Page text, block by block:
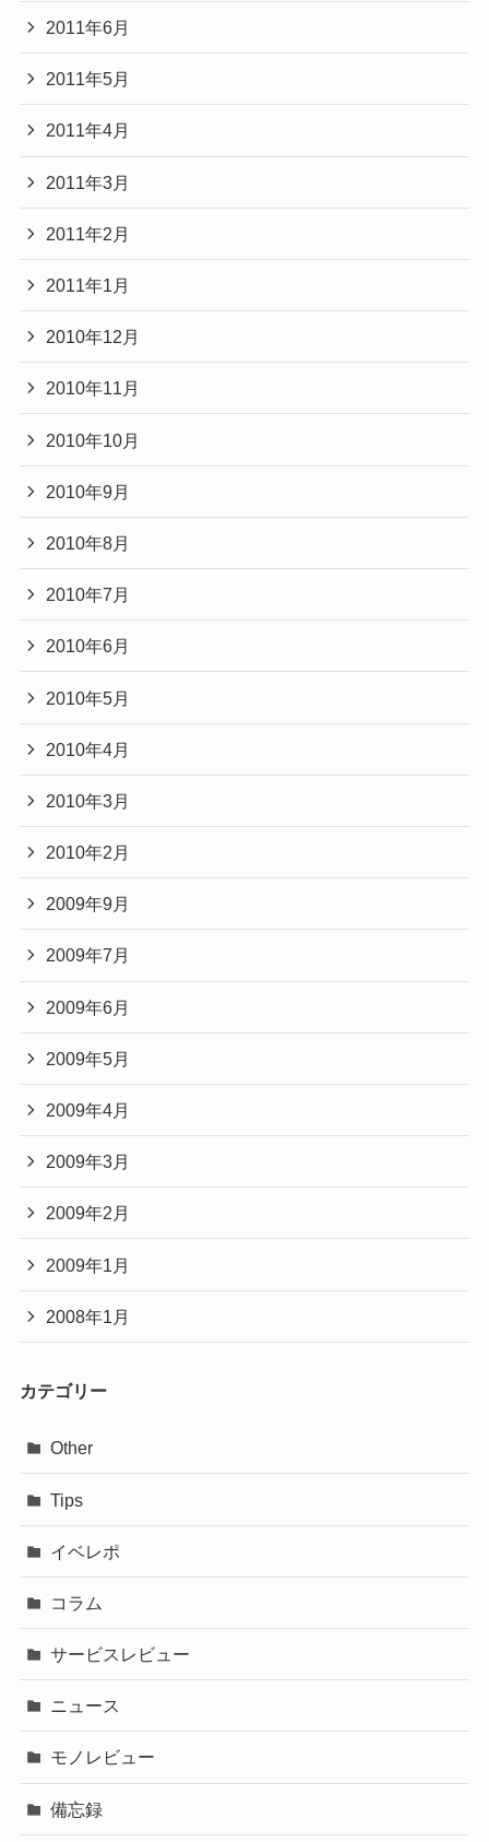
2011年6月
2011年5月
2011年4月
2011年3月
2011年2月
2011年1月
2010年12月
2010年11月
2010年10月
2010年9月
2010年8月
2010年7月
2010年6月
2010年5月
2010年4月
2010年3月
2010年2月
2009年9月
2009年7月
2009年6月
2009年5月
2009年4月
2009年3月
2009年2月
2009年1月
2008年1月
カテゴリー
Other
Tips
イベレポ
コラム
サービスレビュー
ニュース
モノレビュー
備忘録